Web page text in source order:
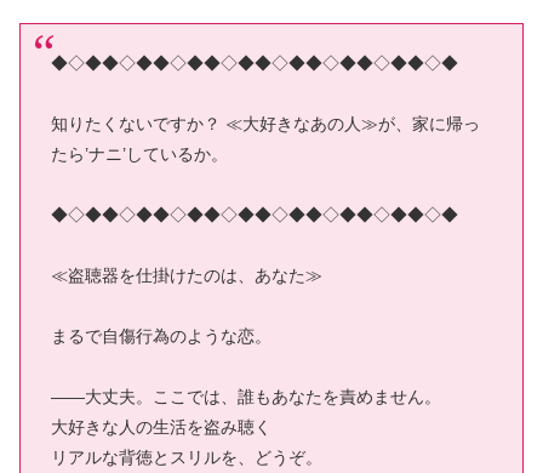
◆◇◆◆◇◆◆◇◆◆◇◆◆◇◆◆◇◆◆◇◆◆◇◆
知りたくないですか？ ≪大好きなあの人≫が、家に帰っ
たら’ナニ’しているか。
◆◇◆◆◇◆◆◇◆◆◇◆◆◇◆◆◇◆◆◇◆◆◇◆
≪盗聴器を仕掛けたのは、あなた≫
まるで自傷行為のような恋。
――大丈夫。ここでは、誰もあなたを責めません。
大好きな人の生活を盗み聴く
リアルな背徳とスリルを、どうぞ。